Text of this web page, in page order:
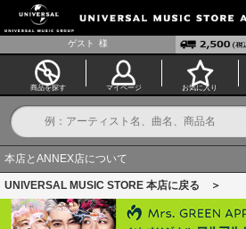
ゲスト 様
商品を探す マイページ お気に入り
本店とANNEX店について
UNIVERSAL MUSIC STORE 本店に戻る ＞